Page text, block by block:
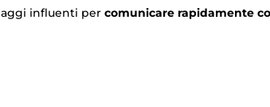
influenti per comunicare rapidamente